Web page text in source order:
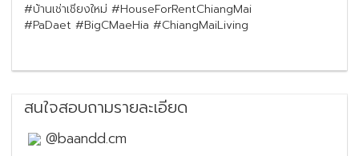
#บ้านเช่าเชียงใหม่ #HouseForRentChiangMai
#PaDaet #BigCMaeHia #ChiangMaiLiving
สนใจสอบถามรายละเอียด
@baandd.cm